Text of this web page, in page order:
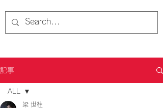
記事
ALL
梁 世柱